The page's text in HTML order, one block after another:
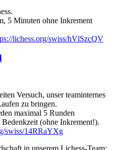
5 Minuten ohne Inkrement
lichess.org/swiss/hVlSzcQV
Versuch, unser teaminternes
zu bringen.
maximal 5 Runden
(ohne Inkrement!).
swiss/14RRaYXg
in unserem Lichess-Team: